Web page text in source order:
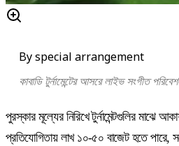
By special arrangement
কাবাডি টুর্নামেন্টের আসরে লাইভ সংগীত
পুরস্কার মূল্যের নিরিখে টুর্নামেন্টগুলির মাঝে
প্রতিযোগিতায় লাখ ১০-৫০ বাজেট হতে পারে,